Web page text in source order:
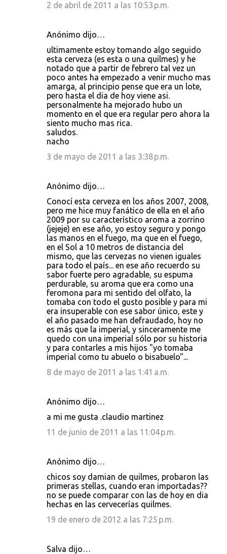
2 de abril de 2011 a las 10:53 p.m.
Anónimo dijo…
ultimamente estoy tomando algo seguido
esta cerveza (es esta o una quilmes) y he
notado que a partir de febrero tal vez un
poco antes ha empezado a venir mucho mas
amarga, al principio pense que era un lote,
pero hasta el dia de hoy viene asi.
personalmente ha mejorado hubo un
momento en el que era regular pero ahora la
siento mucho mas rica.
saludos.
nacho
3 de mayo de 2011 a las 3:38 p.m.
Anónimo dijo…
Conocí esta cerveza en los años 2007, 2008,
pero me hice muy fanático de ella en el año
2009 por su característico aroma a zorrino
(jejeje) en ese año, yo estoy seguro y pongo
las manos en el fuego, ma que en el fuego,
en el Sol a 10 metros de distancia del
mismo, que las cervezas no vienen iguales
para todo el país... en ese año recuerdo su
sabor fuerte pero agradable, su espuma
perdurable, su aroma que era como una
feromona para mi sentido del olfato, la
tomaba con todo el gusto posible y para mi
era insuperable con ese sabor único, este y
el año pasado me han defraudado, hoy no
es más que la imperial, y sinceramente me
quedo con una imperial sólo por su historia
y para contarles a mis hijos "yo tomaba
imperial como tu abuelo o bisabuelo"...
8 de mayo de 2011 a las 1:41 a.m.
Anónimo dijo…
a mi me gusta .claudio martinez
11 de junio de 2011 a las 11:04 p.m.
Anónimo dijo…
chicos soy damian de quilmes, probaron las
primeras stellas, cuando eran importadas??
no se puede comparar con las de hoy en dia
hechas en las cervecerías quilmes.
19 de enero de 2012 a las 7:25 p.m.
Salva dijo…